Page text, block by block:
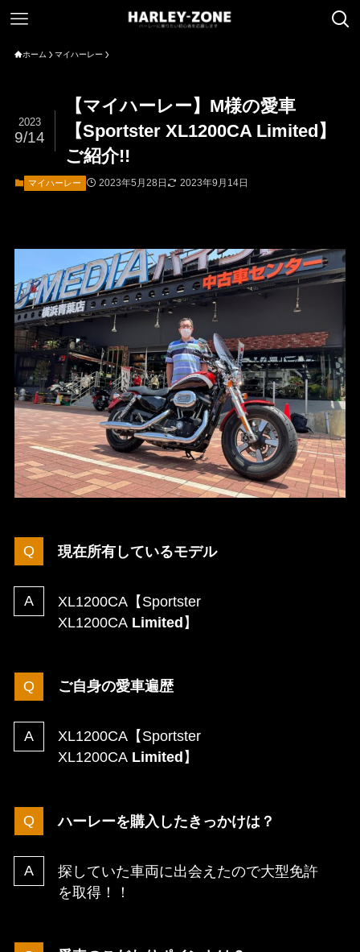
ホーム マイハーレー
【マイハーレー】M様の愛車
【Sportster XL1200CA Limited】
ご紹介!!
2023
9/14
マイハーレー 2023年5月28日 2023年9月14日
現在所有しているモデル
XL1200CA【Sportster
XL1200CA Limited 】
ご自身の愛車遍歴
XL1200CA【Sportster
XL1200CA Limited 】
ハーレーを購入したきっかけは？
探していた車両に出会えたので大型免許
を取得！！